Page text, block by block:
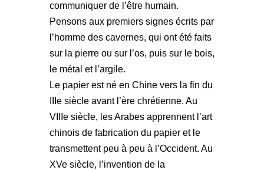
communiquer de l’être humain.
Pensons aux premiers signes écrits par
l’homme des cavernes, qui ont été faits
sur la pierre ou sur l’os, puis sur le bois,
le métal et l’argile.
Le papier est né en Chine vers la fin du
IIIe siècle avant l’ère chrétienne. Au
VIIIe siècle, les Arabes apprennent l’art
chinois de fabrication du papier et le
transmettent peu à peu à l’Occident. Au
XVe siècle, l’invention de la